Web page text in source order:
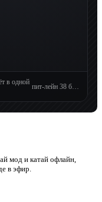
в одной
пит-лейн 38 боксов
мод и катай офлайн,
в эфир.